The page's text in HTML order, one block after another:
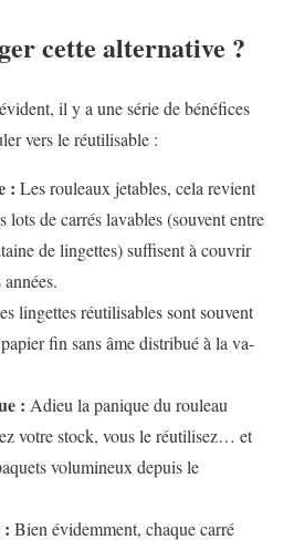
cette alternative ?
il y a une série de bénéfices
vers le réutilisable :
: Les rouleaux jetables, cela revient
lots de carrés lavables (souvent entre
de lingettes) suffisent à couvrir
lingettes réutilisables sont souvent
fin sans âme distribué à la va-
: Adieu la panique du rouleau
votre stock, vous le réutilisez… et
volumineux depuis le
: Bien évidemment, chaque carré